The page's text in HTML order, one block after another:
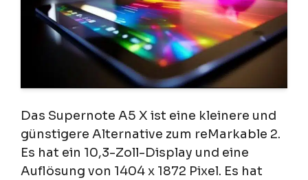
Das Supernote A5 X ist eine kleinere und
günstigere Alternative zum reMarkable 2.
Es hat ein 10,3-Zoll-Display und eine
Auflösung von 1404 x 1872 Pixel. Es hat